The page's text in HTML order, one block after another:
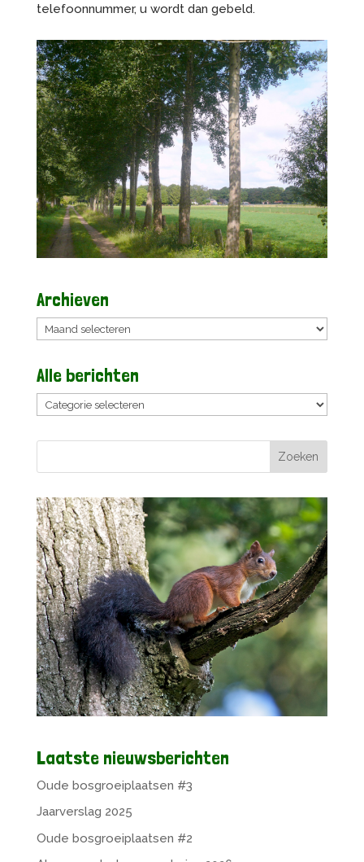
telefoonnummer, u wordt dan gebeld.
Archieven
Archieven
Alle berichten
Alle
Laatste nieuwsberichten
Oude bosgroeiplaatsen #3
Jaarverslag 2025
Oude bosgroeiplaatsen #2